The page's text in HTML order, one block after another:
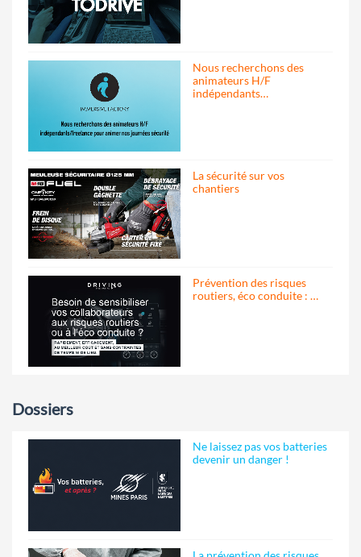
Nous recherchons des
animateurs H/F
indépendants…
La sécurité sur vos
chantiers
Prévention des risques
routiers, éco conduite : …
Dossiers
Ne laissez pas vos batteries
devenir un danger !